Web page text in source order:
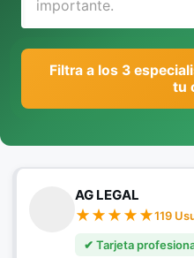
Filtra a los 3
tu
AG LEGAL
119
✔ Tarjeta